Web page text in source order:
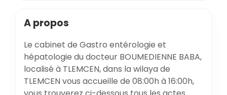
A propos
Le cabinet de Gastro entérologie et
hépatologie du docteur BOUMEDIENNE BABA,
localisé à TLEMCEN, dans la wilaya de
TLEMCEN vous accueille de 08:00h à 16:00h,